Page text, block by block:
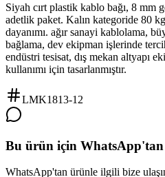
Siyah cırt plastik kablo bağı, 8
adetlik paket. Kalın kategoride 80
dayanımı. ağır sanayi kablolama,
bağlama, dev ekipman işlerinde
endüstri tesisat, dış mekan altyapı
kullanımı için tasarlanmıştır.
LMK1813-12
Bu ürün için WhatsApp'tan
WhatsApp'tan ürünle ilgili bize